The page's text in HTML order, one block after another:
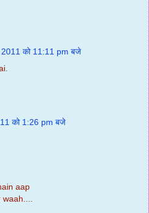
को 11:11 pm बजे
को 1:26 pm बजे
aap